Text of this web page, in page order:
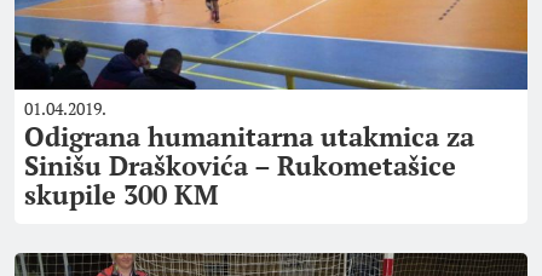
01.04.2019.
Odigrana humanitarna utakmica za
Sinišu Draškovića – Rukometašice
skupile 300 KM